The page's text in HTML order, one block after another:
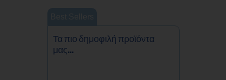
Τα πιο δημοφιλή προϊόντα
μας...